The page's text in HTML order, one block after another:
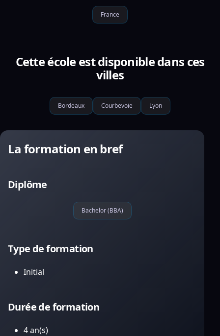
France
Cette école est disponible dans ces
villes
Bordeaux Courbevoie Lyon
La formation en bref
Diplôme
Bachelor (BBA)
Type de formation
Initial
Durée de formation
4 an(s)